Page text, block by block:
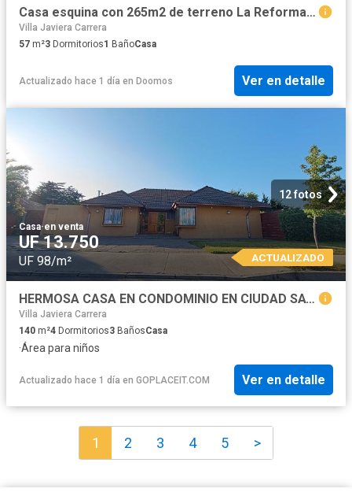
Casa esquina con 265m2 de terreno La Reforma Maipú
Villa Javiera Carrera
57 m²3 Dormitorios1 BañoCasa
Actualizado hace 1 día en Doomos Ver en detalle
12 fotos
Casa·en venta
UF 13.750
UF 98/m² ACTUALIZADO
HERMOSA CASA EN CONDOMINIO EN CIUDAD SATÉLITE
Villa Javiera Carrera
140 m²4 Dormitorios3 BañosCasa
·Área para niños
Actualizado hace 1 día en GOPLACEIT.COM Ver en detalle
1 2 3 4 5 >